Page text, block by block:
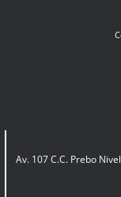
Av. 107 C.C. Prebo